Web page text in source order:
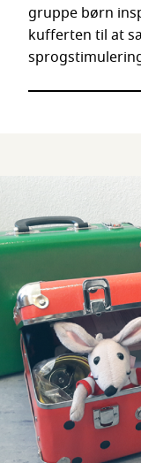
gruppe børn
kufferten til at